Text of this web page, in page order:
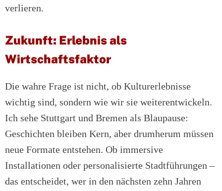
verlieren.
Zukunft: Erlebnis als
Wirtschaftsfaktor
Die wahre Frage ist nicht, ob Kulturerlebnisse
wichtig sind, sondern wie wir sie weiterentwickeln.
Ich sehe Stuttgart und Bremen als Blaupause:
Geschichten bleiben Kern, aber drumherum müssen
neue Formate entstehen. Ob immersive
Installationen oder personalisierte Stadtführungen –
das entscheidet, wer in den nächsten zehn Jahren